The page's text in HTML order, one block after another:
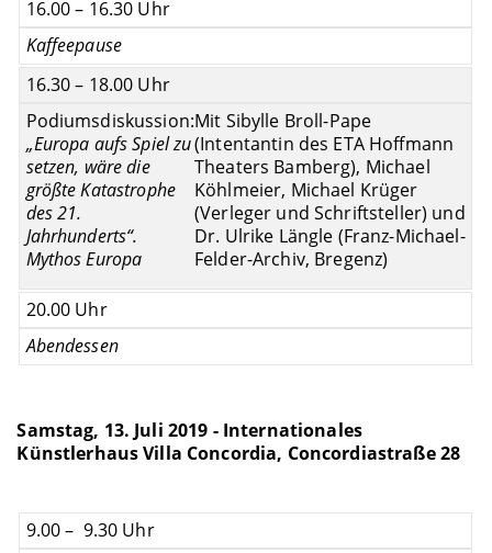
16.00 – 16.30 Uhr
Kaffeepause
16.30 – 18.00 Uhr
Podiumsdiskussion:
„Europa aufs Spiel zu
setzen, wäre die
größte Katastrophe
des 21.
Jahrhunderts“.
Mythos Europa
Mit Sibylle Broll-Pape
(Intentantin des ETA Hoffmann
Theaters Bamberg), Michael
Köhlmeier, Michael Krüger
(Verleger und Schriftsteller) und
Dr. Ulrike Längle (Franz-Michael-
Felder-Archiv, Bregenz)
20.00 Uhr
Abendessen
Samstag, 13. Juli 2019 - Internationales
Künstlerhaus Villa Concordia, Concordiastraße 28
9.00 – 9.30 Uhr